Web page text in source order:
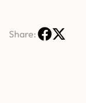
Share: